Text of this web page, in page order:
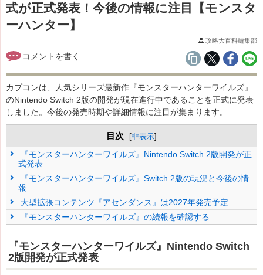
式が正式発表！今後の情報に注目【モンスタ
ーハンター】
攻略大百科編集部
カプコンは、人気シリーズ最新作『モンスターハンターワイルズ』
のNintendo Switch 2版の開発が現在進行中であることを正式に発表
しました。今後の発売時期や詳細情報に注目が集まります。
目次 [非表示]
『モンスターハンターワイルズ』Nintendo Switch 2版開発が正
式発表
『モンスターハンターワイルズ』Switch 2版の現況と今後の情
報
大型拡張コンテンツ『アセンダンス』は2027年発売予定
『モンスターハンターワイルズ』の続報を確認する
『モンスターハンターワイルズ』Nintendo Switch
2版開発が正式発表